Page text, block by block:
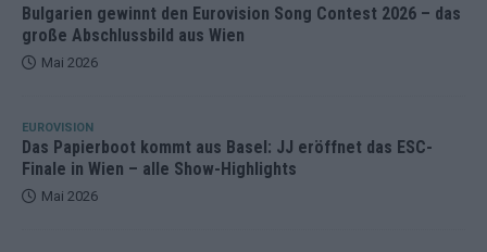
Bulgarien gewinnt den Eurovision Song Contest 2026 – das
große Abschlussbild aus Wien
Mai 2026
EUROVISION
Das Papierboot kommt aus Basel: JJ eröffnet das ESC-
Finale in Wien – alle Show-Highlights
Mai 2026